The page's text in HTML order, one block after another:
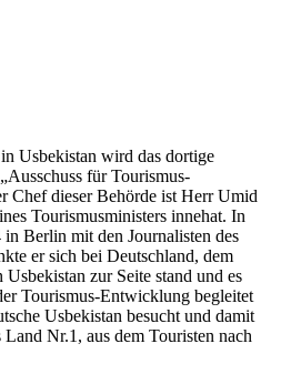
Usbekistan wird das dortige
für Tourismus-
Chef dieser Behörde ist Herr Umid
Tourismusministers innehat. In
Berlin mit den Journalisten des
er sich bei Deutschland, dem
zur Seite stand und es
Tourismus-Entwicklung begleitet
Usbekistan besucht und damit
Nr.1, aus dem Touristen nach